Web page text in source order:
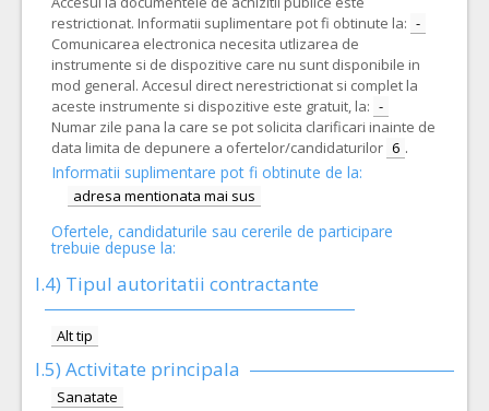
restrictionat. Informatii suplimentare pot fi obtinute la: -
Comunicarea electronica necesita utlizarea de
instrumente si de dispozitive care nu sunt disponibile in
mod general. Accesul direct nerestrictionat si complet la
aceste instrumente si dispozitive este gratuit, la: -
Numar zile pana la care se pot solicita clarificari inainte de
data limita de depunere a ofertelor/candidaturilor 6 .
Informatii suplimentare pot fi obtinute de la:
adresa mentionata mai sus
Ofertele, candidaturile sau cererile de participare
trebuie depuse la:
I.4) Tipul autoritatii contractante
Alt tip
I.5) Activitate principala
Sanatate